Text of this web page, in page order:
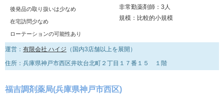
後発品の取り扱いは少なめ
在宅訪問少なめ
ローテーションの可能性あり
非常勤薬剤師：3人
規模：比較的小規模
運営： 有限会社 ハイジ （国内3店舗以上を展開）
住所：兵庫県神戸市西区井吹台北町２丁目１７番１５ １階
福吉調剤薬局(兵庫県神戸市西区)